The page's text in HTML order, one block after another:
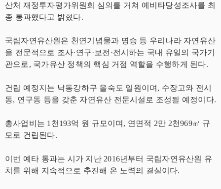
산처 재정투자평가위원회 심의를 거쳐 예비타당성조사를 최
종 통과했다고 밝혔다.
국립자연유산원은 천연기념물과 명승 등 우리나라 자연유산
을 전문적으로 조사·연구·보전·전시하는 국내 유일의 국가기
관으로, 국가유산 정책의 핵심 거점 역할을 수행하게 된다.
건립 예정지는 낙동강하구 을숙도 일원이며, 수장고와 전시
동, 연구동 등을 갖춘 자연유산 전문시설로 조성될 예정이다.
총사업비는 1천193억 원 규모이며, 연면적 2만 2천969㎡ 규
모로 건립된다.
이번 예타 통과는 시가 지난 2016년부터 국립자연유산원 유
치를 위해 지속적으로 추진해 온 노력의 결실이다.